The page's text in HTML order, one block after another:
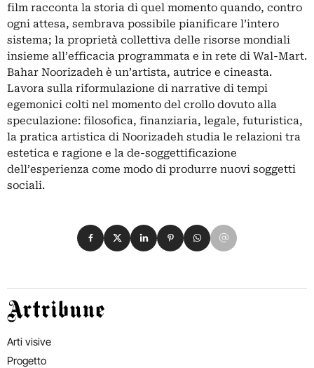
film racconta la storia di quel momento quando, contro
ogni attesa, sembrava possibile pianificare l’intero
sistema; la proprietà collettiva delle risorse mondiali
insieme all’efficacia programmata e in rete di Wal-Mart.
Bahar Noorizadeh è un’artista, autrice e cineasta.
Lavora sulla riformulazione di narrative di tempi
egemonici colti nel momento del crollo dovuto alla
speculazione: filosofica, finanziaria, legale, futuristica,
la pratica artistica di Noorizadeh studia le relazioni tra
estetica e ragione e la de-soggettificazione
dell’esperienza come modo di produrre nuovi soggetti
sociali.
Condividi su Facebook
Condividi su X
Condividi su LinkedIn
Condividi su Pinterest
Condividi su WhatsApp
Condividi su Email
Artribune
Arti visive
Progetto